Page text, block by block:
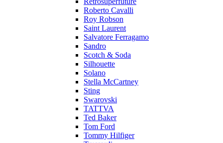
Roberto Cavalli
Roy Robson
Saint Laurent
Salvatore Ferragamo
Sandro
Scotch & Soda
Silhouette
Solano
Stella McCartney
Sting
Swarovski
TATTVA
Ted Baker
Tom Ford
Tommy Hilfiger